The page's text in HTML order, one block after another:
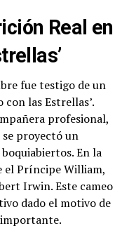
Real en
fue testigo de un
las Estrellas’.
profesional,
proyectó un
En la
el Príncipe William,
Irwin. Este cameo
dado el motivo de